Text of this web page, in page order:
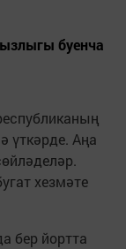
буенча
үткәрде. Аңа
хезмәте
бер йортта